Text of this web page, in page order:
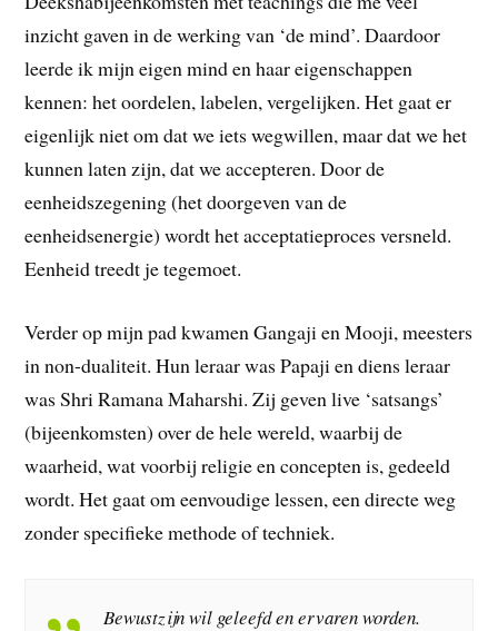
inzicht gaven in de werking van ‘de mind’. Daardoor
leerde ik mijn eigen mind en haar eigenschappen
kennen: het oordelen, labelen, vergelijken. Het gaat er
eigenlijk niet om dat we iets wegwillen, maar dat we het
kunnen laten zijn, dat we accepteren. Door de
eenheidszegening (het doorgeven van de
eenheidsenergie) wordt het acceptatieproces versneld.
Eenheid treedt je tegemoet.
Verder op mijn pad kwamen Gangaji en Mooji, meesters
in non-dualiteit. Hun leraar was Papaji en diens leraar
was Shri Ramana Maharshi. Zij geven live ‘satsangs’
(bijeenkomsten) over de hele wereld, waarbij de
waarheid, wat voorbij religie en concepten is, gedeeld
wordt. Het gaat om eenvoudige lessen, een directe weg
zonder specifieke methode of techniek.
Bewustzijn wil geleefd en ervaren worden.